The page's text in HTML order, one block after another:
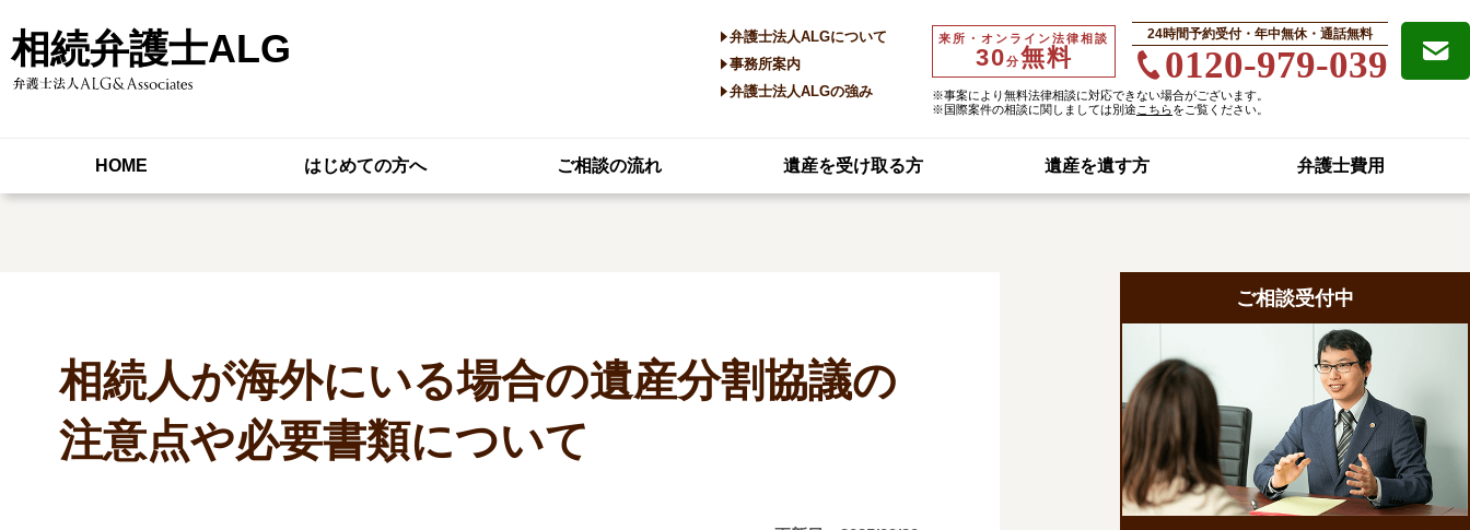
相続弁護士ALG 来所・オンライン法律相談
30分無料
24時間予約受付・年中無休・通話無料
0120-979-039
※事案により無料法律相談に対応できない場合がございます。
※国際案件の相談に関しましては別途 こちらをご覧ください。
弁護士法人ALGについて
事務所案内
弁護士法人ALGの強み
HOME はじめての方へ ご相談の流れ 遺産を受け取る方 遺産を遺す方 弁護士費用
相続人が海外にいる場合の遺産分割協議の
注意点や必要書類について
ご相談受付中